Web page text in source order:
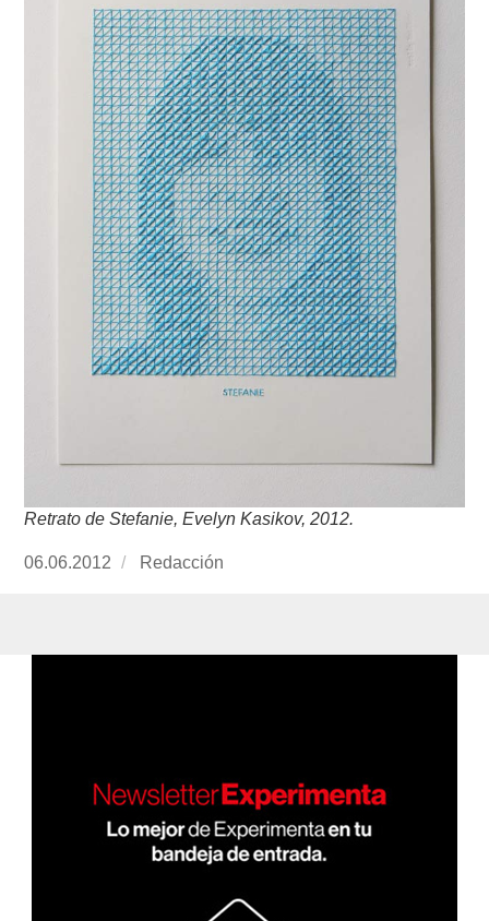
Retrato de Stefanie, Evelyn Kasikov, 2012.
Publicado
06.06.2012 https://www.experimenta.es/author/redaccion/
Redacción